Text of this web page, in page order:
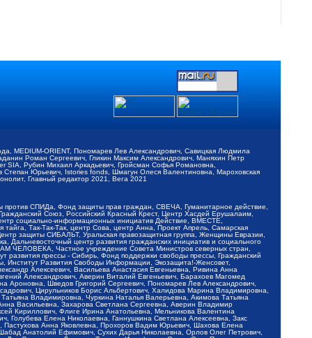
MEDIUM-ORIENT, Пономарев Лев Александрович, Савицкая Людмила
Роман Сергеевич, Гликин Максим Александрович, Маняхин Петр
Рубин Михаил Аркадьевич, Гройсман Софья Романовна,
Юрьевич, Istories fonds, Шмагун Олеся Валентиновна, Мароховская
Главный редактор 2021, Вега 2021
СПИДа, Фонд защиты прав граждан, СВЕЧА, Гуманитарное действие,
Союз, Российский Красный Крест, Центр Хасдей Ерушалаим,
социально-информационных инициатив Действие, ВМЕСТЕ,
Так-Так-Так, центр Сова, центр Анна, Проект Апрель, Самарская
защиты СИБАЛЬТ, Уральская правозащитная группа, Женщины Евразии,
Дальневосточный центр развития гражданских инициатив и социального
ЧЕЛОВЕКА, Частное учреждение Совета Министров северных стран,
прессы - Сибирь, Фонд поддержки свободы прессы, Гражданский
Институт Развития Свободы Информации, Экозащита!-Женсовет,
Алексеевич, Васильева Анастасия Евгеньевна, Ривина Анна
Александрович, Аверин Виталий Евгеньевич, Барахоев Магомед
Шведов Григорий Сергеевич, Пономарев Лев Александрович,
Цирульников Борис Альбертович, Халидова Марина Владимировна,
Владимировна, Чуркина Наталья Валерьевна, Акимова Татьяна
Васильевна, Захарова Светлана Сергеевна, Аверин Владимир
Кириллович, Флиге Ирина Анатольевна, Мельникова Валентина
Елена Николаевна, Ганнушкина Светлана Алексеевна, Закс
Анна Яковлевна, Прохоров Вадим Юрьевич, Шахова Елена
Анатолий Ефимович, Сухих Дарья Николаевна, Орлов Олег Петрович,